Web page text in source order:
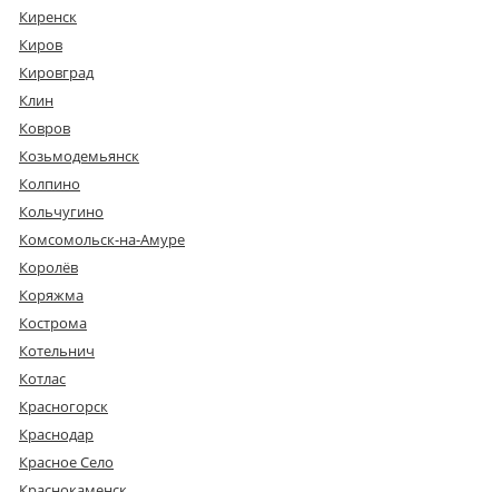
Киренск
Киров
Кировград
Клин
Ковров
Козьмодемьянск
Колпино
Кольчугино
Комсомольск-на-Амуре
Королёв
Коряжма
Кострома
Котельнич
Котлас
Красногорск
Краснодар
Красное Село